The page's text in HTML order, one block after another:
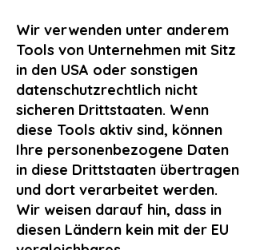
Wir verwenden unter anderem
Tools von Unternehmen mit Sitz
in den USA oder sonstigen
datenschutzrechtlich nicht
sicheren Drittstaaten. Wenn
diese Tools aktiv sind, können
Ihre personenbezogene Daten
in diese Drittstaaten übertragen
und dort verarbeitet werden.
Wir weisen darauf hin, dass in
diesen Ländern kein mit der EU